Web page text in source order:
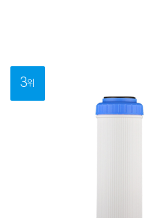
3위